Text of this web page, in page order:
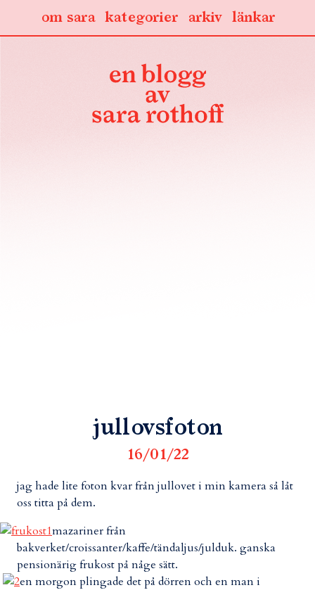
länkar
arkiv
kategorier
om sara
jullovsfoton
16/01/22
jag hade lite foton kvar från jullovet i min kamera så låt
oss titta på dem.
mazariner från
bakverket/croissanter/kaffe/tändaljus/julduk. ganska
pensionärig frukost på någe sätt.
en morgon plingade det på dörren och en man i